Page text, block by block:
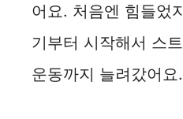
어요. 처음엔 힘들었
기부터 시작해서 스
운동까지 늘려갔어요.